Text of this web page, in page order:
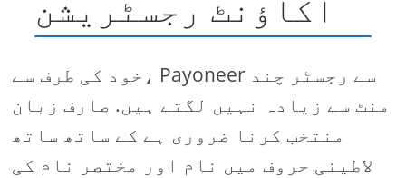
خود کی طرف سے، Payoneer سے رجسٹر چند
منٹ سے زیادہ نہیں لگتے ہیں. صارف زبان
منتخب کرنا ضروری ہے کے ساتھ ساتھ
لاطینی حروف میں نام اور مختصر نام کی